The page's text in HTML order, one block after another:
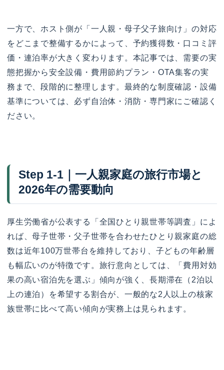
一方で、ホスト側が「一人親・母子父子旅向け」の対応
をどこまで整備するかによって、予約獲得数・口コミ評
価・連泊率が大きく変わります。本記事では、需要の実
態把握から安全設備・費用節約プラン・OTA集客の実
務まで、段階的に整理します。最終的な制度確認・設備
基準については、必ず自治体・消防・専門家にご確認く
ださい。
Step 1-1｜一人親家庭の旅行市場と
2026年の需要動向
厚生労働省が公表する「全国ひとり親世帯等調査」によ
れば、母子世帯・父子世帯を合わせたひとり親家庭の総
数は近年100万世帯台を維持しており、子どもの年齢層
も幅広いのが特徴です。旅行意向としては、「費用対効
果の高い宿泊先を選ぶ」傾向が強く、長期滞在（2泊以
上の連泊）を希望する割合が、一般的な2人以上の核家
族世帯に比べて高い傾向が実務上は見られます。